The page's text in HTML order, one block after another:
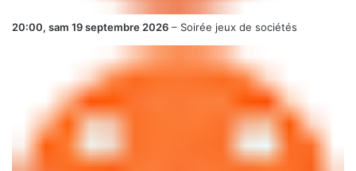
20:00, sam 19 septembre 2026 – Soirée jeux de sociétés